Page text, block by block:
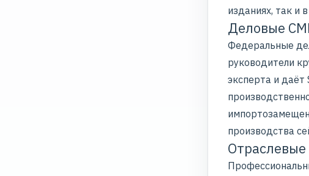
изданиях, так и
Деловые
Федеральные
руководители
эксперта и даёт
производства
Отраслевые